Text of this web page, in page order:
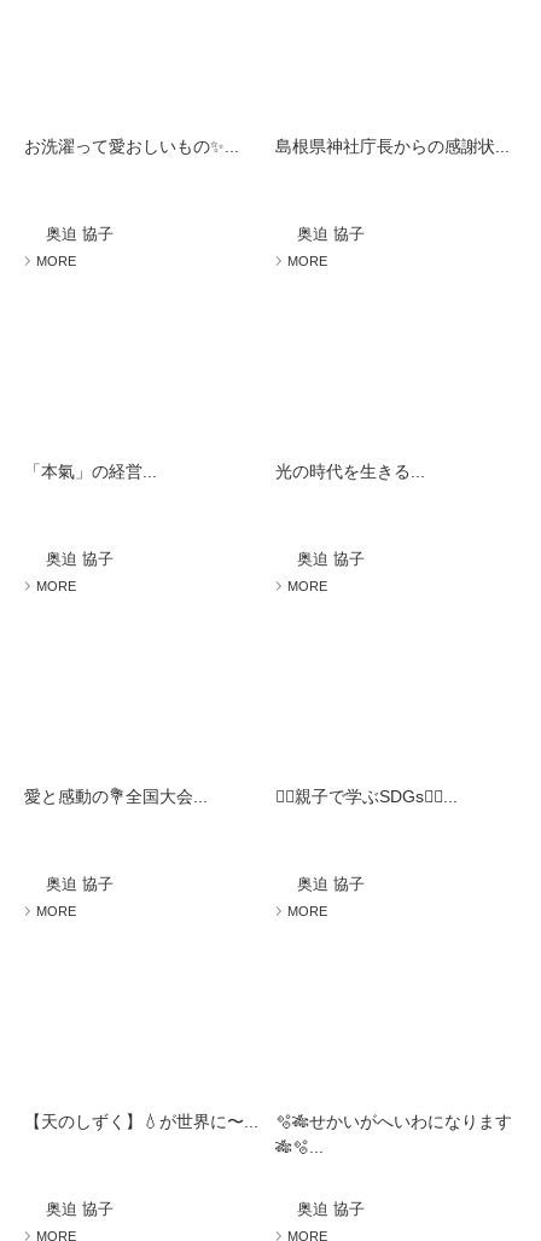
お洗濯って愛おしいもの✨...
奥迫 協子
MORE
島根県神社庁長からの感謝状...
奥迫 協子
MORE
「本氣」の経営...
奥迫 協子
MORE
光の時代を生きる...
奥迫 協子
MORE
愛と感動の💐全国大会...
奥迫 協子
MORE
🧚‍♀️親子で学ぶSDGs🧚‍♀️...
奥迫 協子
MORE
【天のしずく】💧が世界に〜...
奥迫 協子
MORE
🫧🎋せかいがへいわになります
🎋🫧...
奥迫 協子
MORE